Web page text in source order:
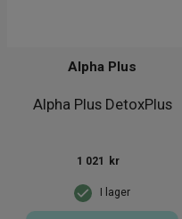
Alpha Plus DetoxPlus
Alpha Plus
I lager
1 021 kr